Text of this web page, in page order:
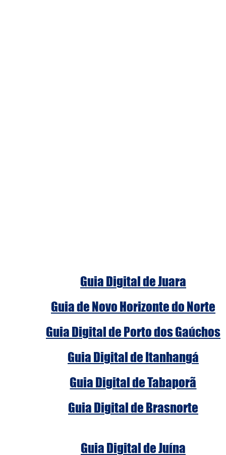
Guia Digital de Juara
Guia de Novo Horizonte do Norte
Guia Digital de Porto dos Gaúchos
Guia Digital de Itanhangá
Guia Digital de Tabaporã
Guia Digital de Brasnorte
Guia Digital de Juína